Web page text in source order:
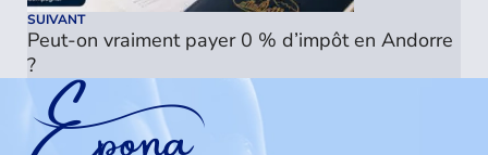
SUIVANT
Peut-on vraiment payer 0 % d’impôt en Andorre
?